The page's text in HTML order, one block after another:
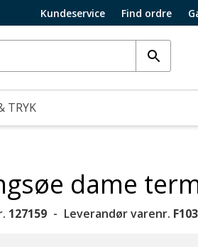
Kundeservice Find ordre
TRYK
dame
127159 Leverandør varenr.